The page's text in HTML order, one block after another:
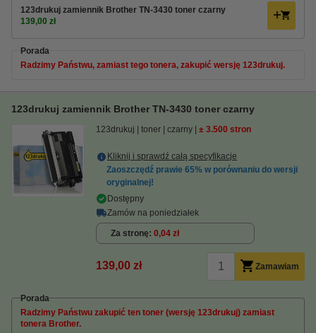
123drukuj zamiennik Brother TN-3430 toner czarny
139,00 zł
Porada
Radzimy Państwu, zamiast tego tonera, zakupić wersję 123drukuj.
123drukuj zamiennik Brother TN-3430 toner czarny
123drukuj toner czarny ± 3.500 stron
Kliknij i sprawdź całą specyfikacje
Zaoszczędź prawie 65% w porównaniu do wersji
oryginalnej!
Dostępny
Zamów na poniedziałek
Za stronę 0,04 zł
139,00 zł Zamawiam
Porada
Radzimy Państwu zakupić ten toner (wersję 123drukuj) zamiast
tonera Brother.